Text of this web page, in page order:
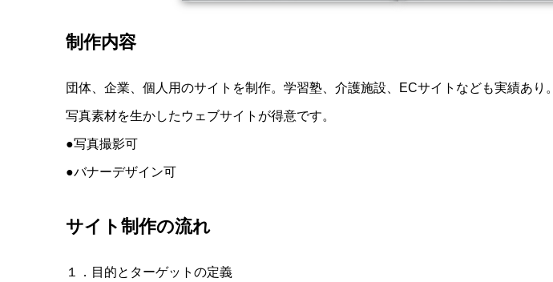
制作内容
団体、企業、個人用のサイトを制作。学習塾、介護施設、ECサイトなども実績あり。
写真素材を生かしたウェブサイトが得意です。
●写真撮影可
●バナーデザイン可
サイト制作の流れ
１．目的とターゲットの定義